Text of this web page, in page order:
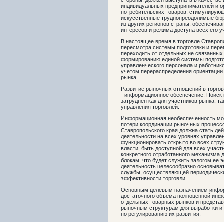
индивидуальных предпринимателей и
потребительских товаров,
искусственные труднопреодолимые
из других регионов страны,
интересов и режима доступа всех его
В настоящее время в торговле
пересмотра системы подготовки и
переходить от отдельных не
формированию единой системы
управленческого персонала и
учетом перераспределения
рынка.
Развитие рыночных отношений в
- информационное обеспечение.
затруднен как для участников рынка,
управления торговлей.
Информационная необеспеченность
потери координации рыночных
Ставропольского края должна стать
деятельности на всех уровнях
функционировать открыто во всех
власти, быть доступной для всех
конкретного отработанного
блокам, что будет служить залогом ее
деятельность целесообразно
службы, осуществляющей
эффективности торговли.
Основным целевым назначением
достаточного объема полноценной
отдельных товарных рынков и
рыночным структурам для выработки
по регулированию их развития.